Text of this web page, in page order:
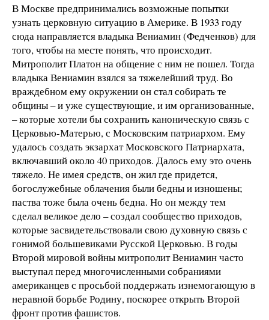
В Москве предпринимались возможные попытки
узнать церковную ситуацию в Америке. В 1933 году
сюда направляется владыка Вениамин (Федченков) для
того, чтобы на месте понять, что происходит.
Митрополит Платон на общение с ним не пошел. Тогда
владыка Вениамин взялся за тяжелейший труд. Во
враждебном ему окружении он стал собирать те
общины – и уже существующие, и им организованные,
– которые хотели бы сохранить каноническую связь с
Церковью-Матерью, с Московским патриархом. Ему
удалось создать экзархат Московского Патриархата,
включавший около 40 приходов. Далось ему это очень
тяжело. Не имея средств, он жил где придется,
богослужебные облачения были бедны и изношены;
паства тоже была очень бедна. Но он между тем
сделал великое дело – создал сообщество приходов,
которые засвидетельствовали свою духовную связь с
гонимой большевиками Русской Церковью. В годы
Второй мировой войны митрополит Вениамин часто
выступал перед многочисленными собраниями
американцев с просьбой поддержать изнемогающую в
неравной борьбе Родину, поскорее открыть Второй
фронт против фашистов.